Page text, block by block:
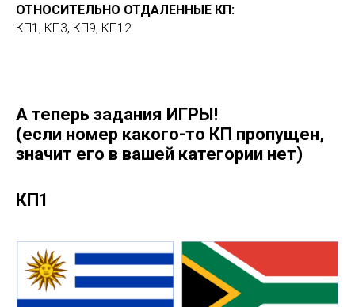
ОТНОСИТЕЛЬНО ОТДАЛЕННЫЕ КП:
КП1, КП3, КП9, КП12
А теперь задания ИГРЫ!
(если номер какого-то КП пропущен,
значит его в вашей категории нет)
КП1